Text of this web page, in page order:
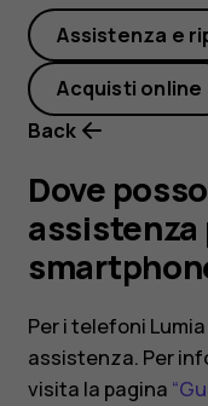
mio
Assistenza e
Acquisti online
Back
Dove
assistenza
Per i telefoni
assistenza. Per
visita la pagina